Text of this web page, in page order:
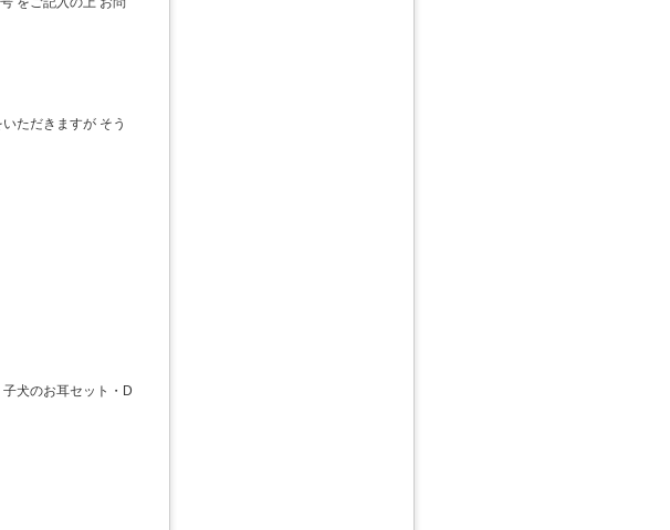
ただきますが そう
犬のお耳セット・D